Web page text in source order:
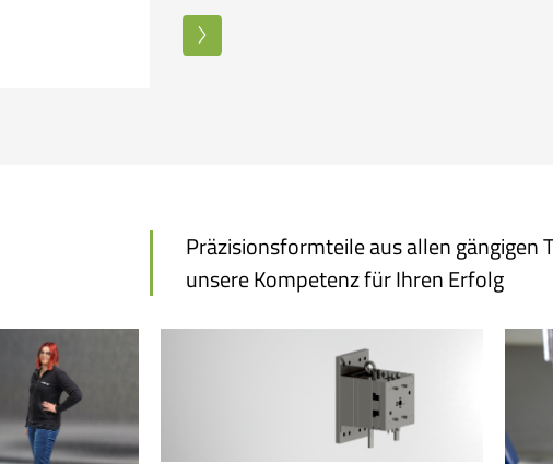
Präzisionsformteile aus allen gängigen
unsere Kompetenz für Ihren Erfolg